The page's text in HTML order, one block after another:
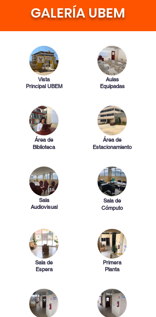
GALERÍA UBEM
Vista
Principal UBEM
Áreade
Biblioteca
Sala
Audiovisual
Sala de
Espera
Aulas
Equipadas
Áreade
Estacionamiento
Sala de
Cómputo
Primera
Planta